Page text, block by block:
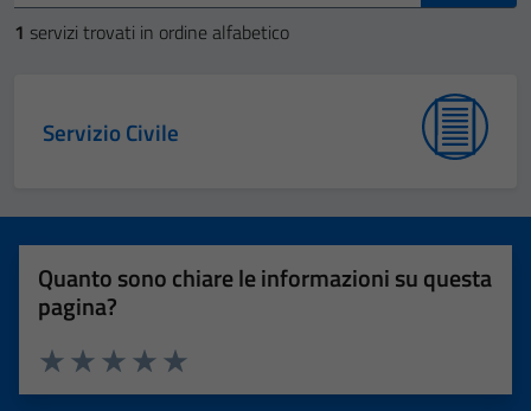
1 servizi trovati in ordine alfabetico
Servizio Civile
Quanto sono chiare le informazioni su questa
pagina?
Valuta 5 stelle su 5
Valuta 4 stelle su 5
Valuta 3 stelle su 5
Valuta 2 stelle su 5
Valuta 1 stelle su 5